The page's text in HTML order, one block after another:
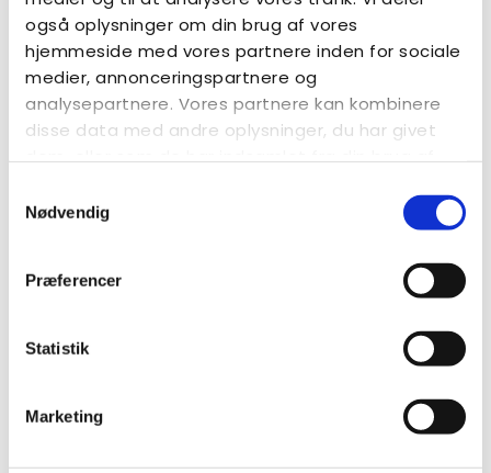
også oplysninger om din brug af vores
hjemmeside med vores partnere inden for sociale
medier, annonceringspartnere og
analysepartnere. Vores partnere kan kombinere
disse data med andre oplysninger, du har givet
dem, eller som de har indsamlet fra din brug af
Nødvendig
Præferencer
Statistik
Marketing
Dorthe Stieper i Vejen
Læs mere